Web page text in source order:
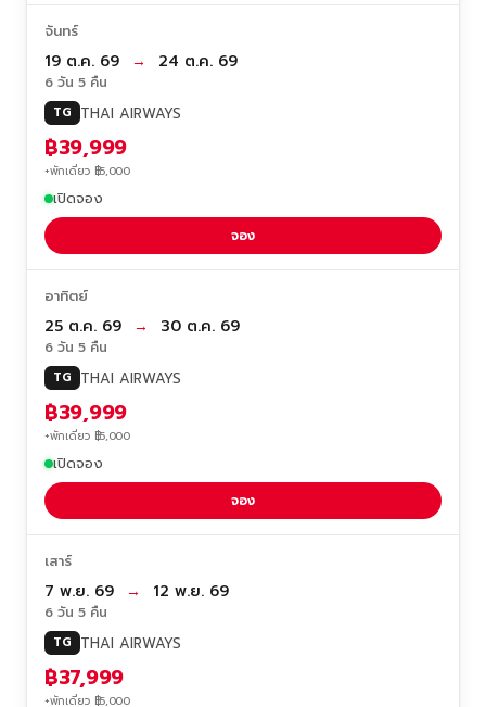
จันทร์
19 ต.ค. 69 → 24 ต.ค. 69
6 วัน 5 คืน
TG THAI AIRWAYS
฿39,999
+พักเดี่ยว ฿5,000
เปิดจอง
จอง
อาทิตย์
25 ต.ค. 69 → 30 ต.ค. 69
6 วัน 5 คืน
TG THAI AIRWAYS
฿39,999
+พักเดี่ยว ฿5,000
เปิดจอง
จอง
เสาร์
7 พ.ย. 69 → 12 พ.ย. 69
6 วัน 5 คืน
TG THAI AIRWAYS
฿37,999
+พักเดี่ยว ฿5,000